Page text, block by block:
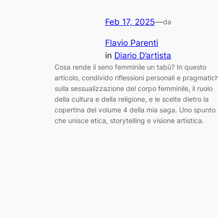
Feb 17, 2025—da
Flavio Parenti
in Diario D’artista
Cosa rende il seno femminile un tabù? In questo
articolo, condivido riflessioni personali e
sulla sessualizzazione del corpo femminile, il ruolo
della cultura e della religione, e le scelte dietro la
copertina del volume 4 della mia saga. Uno spunto
che unisce etica, storytelling e visione artistica.